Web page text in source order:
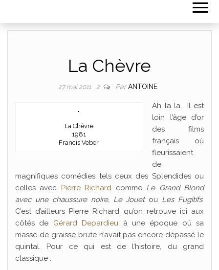
La Chèvre
27 mai 2011 2 ParANTOINE
La Chèvre
1981
Francis Veber
Ah la la… Il est
loin l’âge d’or
des films
français où
fleurissaient
de
magnifiques comédies tels ceux des Splendides ou
celles avec Pierre Richard comme Le Grand Blond
avec une chaussure noire, Le Jouetou Les Fugitifs.
C’est d’ailleurs Pierre Richard qu’on retrouve ici aux
côtés de Gérard Depardieu à une époque où sa
masse de graisse brute n’avait pas encore dépassé le
quintal. Pour ce qui est de l’histoire, du grand
classique :